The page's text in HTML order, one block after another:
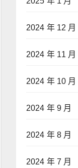
2024 年 12 月
2024 年 11 月
2024 年 10 月
2024 年 9 月
2024 年 8 月
2024 年 7 月